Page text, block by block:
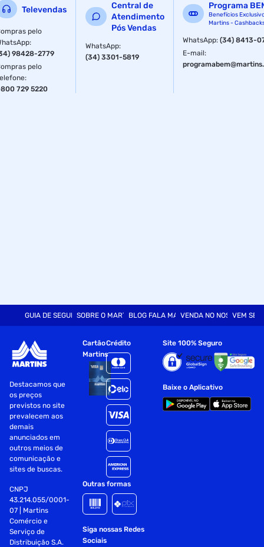
Televendas
pelo
:
98428-2779
pelo
:
729 5220
Central de
Atendimento
Pós Vendas
WhatsApp:
(34) 3301-5819
Programa
Benefícios
Martins -
WhatsApp:(34) 8413-
E-mail:
GUIA DE SEGURANÇASOBRE O MARTINSBLOG FALA MARTVENDA NO NOSSO SITE
VEM SER
Destacamos que
os preços
previstos no site
prevalecem aos
demais
anunciados em
outros meios de
comunicação e
sites de buscas.
CNPJ
43.214.055/0001-
07 | Martins
Comércio e
Serviço de
Distribuição S.A.
Cartão
Martins
Crédito
Outras formas
Siga nossas Redes
Sociais
Site 100% Seguro
Baixe o Aplicativo